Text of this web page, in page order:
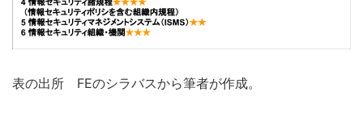
表の出所 FEのシラバスから筆者が作成。